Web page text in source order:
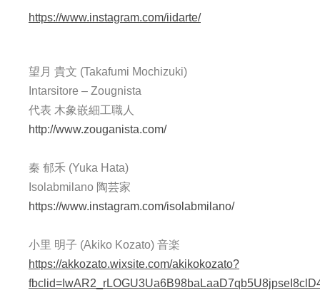
https://www.instagram.com/iidarte/
望月 貴文 (Takafumi Mochizuki)
Intarsitore – Zougnista
代表 木象嵌細工職人
http://www.zouganista.com/
秦 郁禾 (Yuka Hata)
Isolabmilano 陶芸家
https://www.instagram.com/isolabmilano/
小里 明子 (Akiko Kozato) 音楽
https://akkozato.wixsite.com/akikokozato?